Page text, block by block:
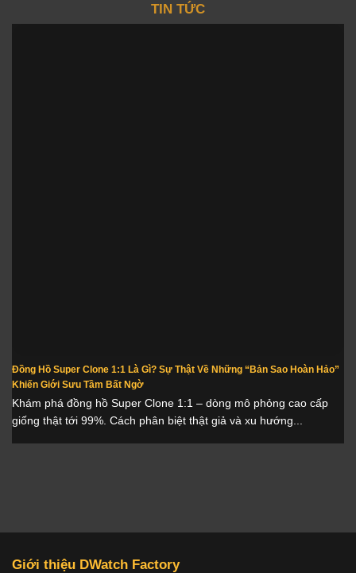
TIN TỨC
Đồng Hồ Super Clone 1:1 Là Gì? Sự Thật Về Những “Bản Sao Hoàn Hảo”
Khiến Giới Sưu Tầm Bất Ngờ
Khám phá đồng hồ Super Clone 1:1 – dòng mô phỏng cao cấp
giống thật tới 99%. Cách phân biệt thật giả và xu hướng...
Giới thiệu DWatch Factory